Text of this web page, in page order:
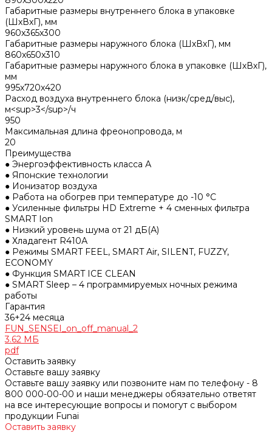
Габаритные размеры внутреннего блока в упаковке
(ШхВхГ), мм
960x365x300
Габаритные размеры наружного блока (ШхВхГ), мм
860x650x310
Габаритные размеры наружного блока в упаковке (ШхВхГ),
мм
995x720x420
Расход воздуха внутреннего блока (низк/сред/выс),
м<sup>3</sup>/ч
950
Максимальная длина фреонопровода, м
20
Преимущества
● Энергоэффективность класса А
● Японские технологии
● Ионизатор воздуха
● Работа на обогрев при температуре до -10 °С
● Усиленные фильтры HD Extreme + 4 сменных фильтра
SMART Ion
● Низкий уровень шума от 21 дБ(А)
● Хладагент R410А
● Режимы SMART FEEL, SMART Air, SILENT, FUZZY,
ECONOMY
● Функция SMART ICE CLEAN
● SMART Sleep – 4 программируемых ночных режима
работы
Гарантия
36+24 месяца
FUN_SENSEI_on_off_manual_2
3.62 МБ
pdf
Оставить заявку
Оставьте вашу заявку
Оставьте вашу заявку или позвоните нам по телефону - 8
800 000-00-00 и наши менеджеры обязательно ответят
на все интересующие вопросы и помогут с выбором
продукции Funai
Оставить заявку